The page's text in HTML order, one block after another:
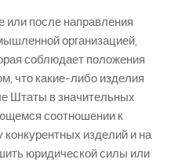
или после направления
организацией,
соблюдает положения
что какие-либо изделия
Штаты в значительных
соотношении к
конкурентных изделий и на
юридической силы или